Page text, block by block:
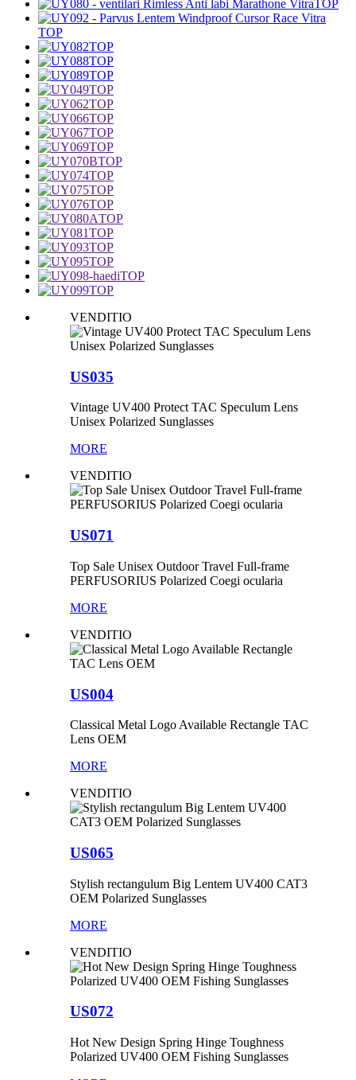
TOP
TOP
TOP
TOP
TOP
TOP
TOP
TOP
TOP
TOP
TOP
TOP
TOP
TOP
TOP
TOP
TOP
TOP
TOP
TOP
VENDITIO
US035
Vintage UV400 Protect TAC Speculum Lens
Unisex Polarized Sunglasses
MORE
VENDITIO
US071
Top Sale Unisex Outdoor Travel Full-frame
PERFUSORIUS Polarized Coegi ocularia
MORE
VENDITIO
US004
Classical Metal Logo Available Rectangle TAC
Lens OEM
MORE
VENDITIO
US065
Stylish rectangulum Big Lentem UV400 CAT3
OEM Polarized Sunglasses
MORE
VENDITIO
US072
Hot New Design Spring Hinge Toughness
Polarized UV400 OEM Fishing Sunglasses